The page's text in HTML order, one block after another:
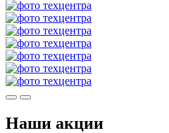
Наши акции